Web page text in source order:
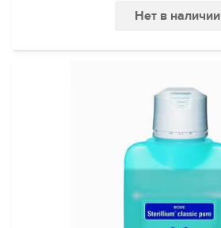
Нет в наличии